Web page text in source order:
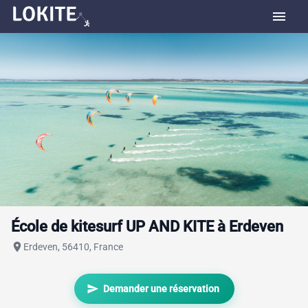
menu
École de kitesurf UP AND KITE à Erdeven
place Erdeven, 56410, France
send Demander une réservation